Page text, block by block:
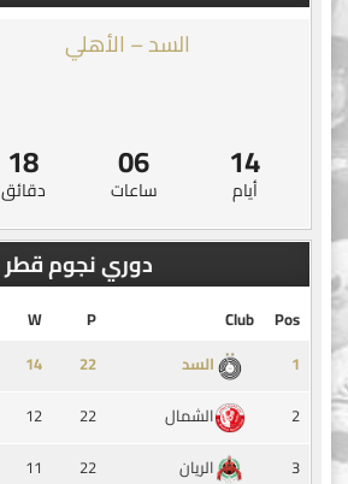
السد – الأهلي
14
أيام
06
ساعات
18
دقائق
دوري نجوم قطر
Pos
Club
P
W
1
السد ‏22
14
2
الشمال 22
12
3
الريان 22
11